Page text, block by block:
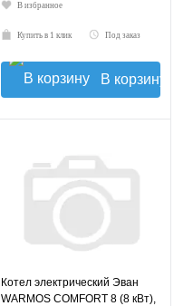
В избранное
Купить в 1 клик Под заказ
В корзину
Котел электрический Эван
WARMOS COMFORT 8 (8 кВт),